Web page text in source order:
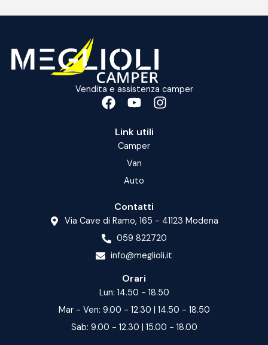
Vendita e assistenza camper
Link utili
Camper
Van
Auto
Contatti
Via Cave di Ramo, 165 - 41123 Modena
059 822720
info@meglioli.it
Orari
Lun: 14.50 - 18.50
Mar - Ven: 9.00 - 12.30 | 14.50 - 18.50
Sab: 9.00 - 12.30 | 15.00 - 18.00